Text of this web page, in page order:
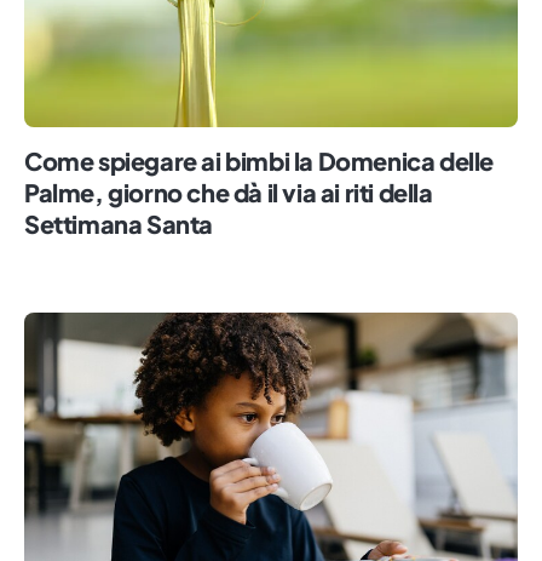
Come spiegare ai bimbi la Domenica delle
Palme, giorno che dà il via ai riti della
Settimana Santa